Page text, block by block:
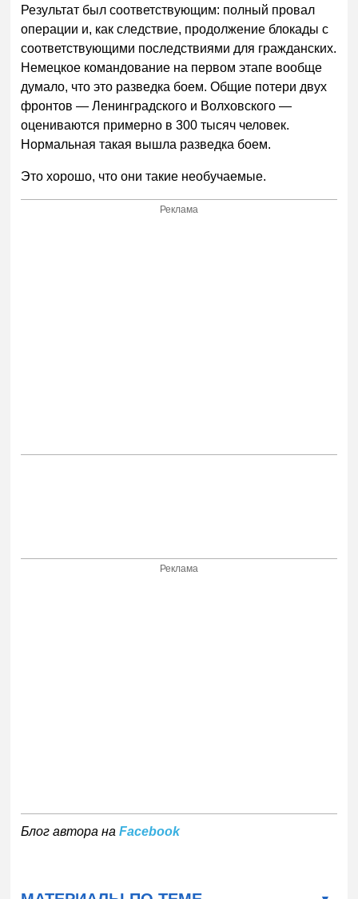
Результат был соответствующим: полный провал
операции и, как следствие, продолжение блокады с
соответствующими последствиями для гражданских.
Немецкое командование на первом этапе вообще
думало, что это разведка боем. Общие потери двух
фронтов — Ленинградского и Волховского —
оцениваются примерно в 300 тысяч человек.
Нормальная такая вышла разведка боем.
Это хорошо, что они такие необучаемые.
Реклама
Реклама
Блог автора наFacebook